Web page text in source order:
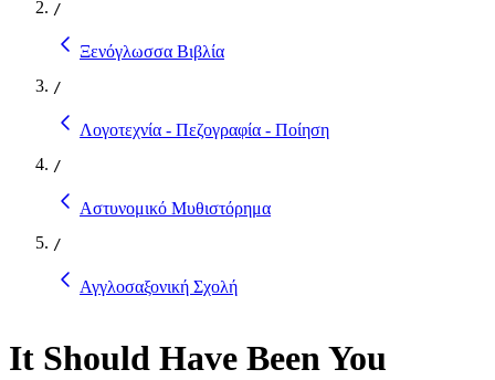
/
Ξενόγλωσσα Βιβλία
/
Λογοτεχνία - Πεζογραφία - Ποίηση
/
Αστυνομικό Μυθιστόρημα
/
Αγγλοσαξονική Σχολή
It Should Have Been You